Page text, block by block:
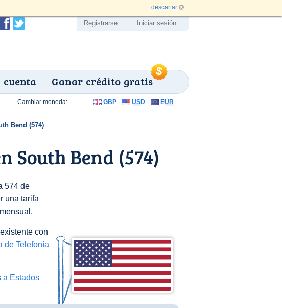
descartar
Ganar crédito gratis
cuenta
Registrarse Iniciar sesión
Bend (574)
South Bend (574)
574 de
una tarifa
con
de Telefonía
a Estados
Cambiar moneda: GBP USD EUR